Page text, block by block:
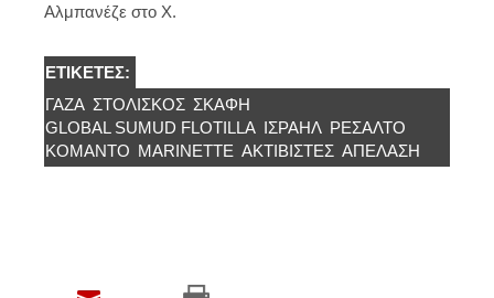
Αλμπανέζε στο X.
ΕΤΙΚΈΤΕΣ:
ΓΆΖΑ ΣΤΟΛΊΣΚΟΣ ΣΚΑΦΗ
GLOBAL SUMUD FLOTILLA ΙΣΡΑΉΛ ΡΕΣΆΛΤΟ
ΚΟΜΑΝΤΟ MARINETTE ΑΚΤΙΒΙΣΤΈΣ ΑΠΕΛΑΣΗ